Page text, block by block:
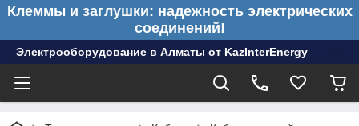
Клеммы и заглушки: надежность электрических
соединений!
Электрооборудование в Алматы от KazInterEnergy